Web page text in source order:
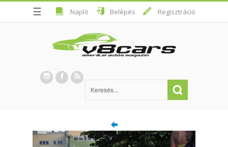
☰ Napló Belépés Regisztráció